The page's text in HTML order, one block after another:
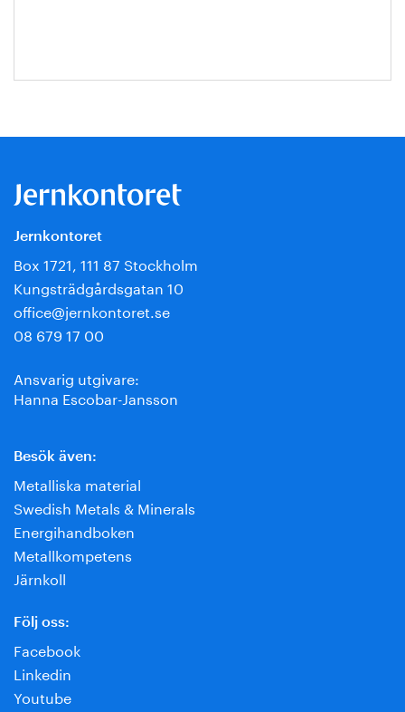
Jernkontoret
Box 1721, 111 87 Stockholm
Kungsträdgårdsgatan 10
office@jernkontoret.se
08 679 17 00
Ansvarig utgivare:
Hanna Escobar-Jansson
Besök även:
Metalliska material
Swedish Metals & Minerals
Energihandboken
Metallkompetens
Järnkoll
Följ oss:
Facebook
Linkedin
Youtube